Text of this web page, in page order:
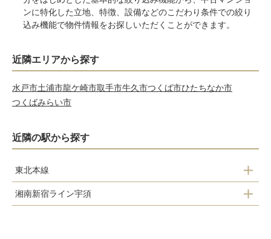
ンに特化した立地、特徴、設備などのこだわり条件での絞り
込み機能で物件情報をお探しいただくことができます。
近隣エリアから探す
水戸市土浦市龍ケ崎市取手市牛久市つくば市ひたちなか市
つくばみらい市
近隣の駅から探す
東北本線
古河駅
湘南新宿ライン宇須